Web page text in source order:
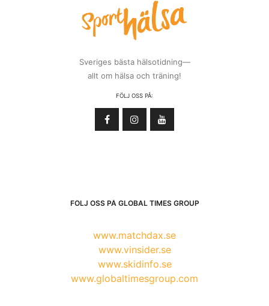
Sveriges bästa hälsotidning—
allt om hälsa och träning!
FÖLJ OSS PÅ:
FÖLJ OSS PÅ GLOBAL TIMES GROUP
www.matchdax.se
www.vinsider.se
www.skidinfo.se
www.globaltimesgroup.com